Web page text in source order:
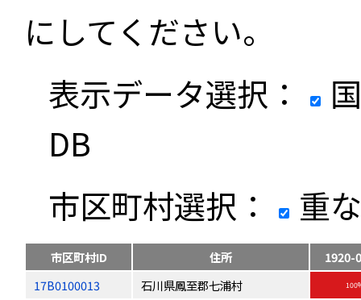
にしてください。
表示データ選択：
DB
市区町村選択：
重
市区町村ID 住所
1920-
17B0100013
石川県鳳至郡七浦村